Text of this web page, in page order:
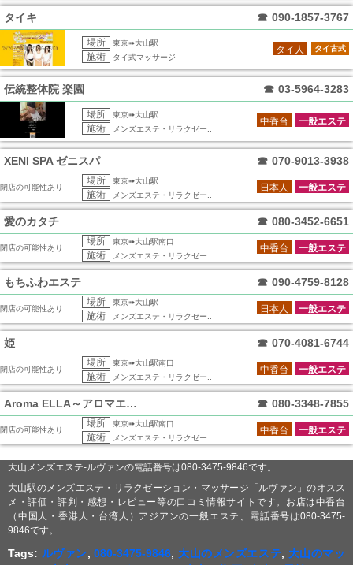
タイキ ☎ 090-1857-3767
場所 東京➠大山駅
施術 タイ式マッサージ
タイ古式
タイ人
伝統整体院 楽園 ☎ 03-5964-3283
場所 東京➠大山駅
施術 メンズエステ・リラクゼー..
一般エステ
中香台
XENI SPA ゼニスパ ☎ 070-9013-3938
閉店の可能性あり
場所 東京➠大山駅
施術 メンズエステ・リラクゼー..
一般エステ
日本人
愛のカタチ ☎ 080-3452-6651
閉店の可能性あり
場所 東京➠大山駅南口
施術 メンズエステ・リラクゼー..
一般エステ
中香台
もちふわエステ ☎ 090-4759-8128
閉店の可能性あり
場所 東京➠大山駅
施術 メンズエステ・リラクゼー..
一般エステ
日本人
姫 ☎ 070-4081-6744
閉店の可能性あり
場所 東京➠大山駅南口
施術 メンズエステ・リラクゼー..
一般エステ
中香台
Aroma ELLA～アロマエラ～ ☎ 080-3348-7855
閉店の可能性あり
場所 東京➠大山駅南口
施術 メンズエステ・リラクゼー..
一般エステ
中香台
大山メンズエステ-ルヴァンの電話番号は080-3475-9846です。
大山駅のメンズエステ・リラクゼーション・マッサージ「ルヴァン」のオスス
メ・評価・評判・感想・レビュー等の口コミ情報サイトです。お店は中香台
（中国人・香港人・台湾人）アジアンの一般エステ、電話番号は080-3475-
9846です。
Tags: ルヴァン,080-3475-9846, 大山のメンズエステ, 大山のマッ